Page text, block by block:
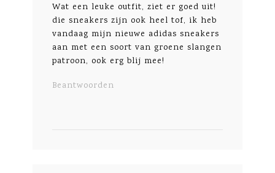
Wat een leuke outfit, ziet er goed uit!
die sneakers zijn ook heel tof, ik heb
vandaag mijn nieuwe adidas sneakers
aan met een soort van groene slangen
patroon, ook erg blij mee!
Beantwoorden